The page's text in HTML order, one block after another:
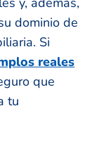
dominio de
Si
reales
que
tu